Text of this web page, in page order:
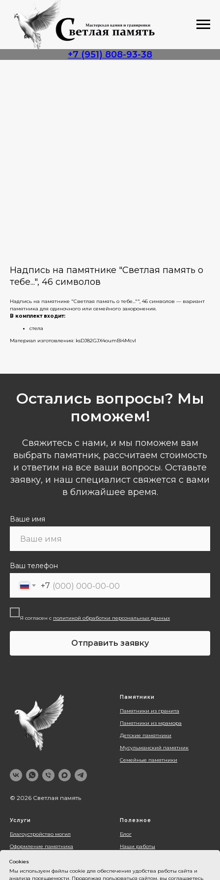
+7 (951) 808-93-38
Надпись на памятнике "Светлая память о
тебе...", 46 символов
Надпись на памятнике "Светлая память о тебе..."", 46 символов — вариант
памятника для одиночного или семейного захоронения.
В комплект входит:
стела
Материал изготовления: ksDJ82GJX4oumBi4McvI
Cookies
Мы используем файлы cookie для обеспечения удобства работы сайта и
анализа посещаемости. Продолжая пользоваться сайтом, вы соглашаетесь
Остались вопросы? Мы
поможем!
Свяжитесь с нами, и мы поможем вам
выбрать памятник, рассчитаем стоимость
и ответим на все ваши вопросы. Оставьте
заявку, и наш специалист свяжется с вами
в ближайшее время.
Ваше имя
Ваш телефон
+7
Я согласен с политикой обработки персональных данных
Отправить заявку
© 2026 Светлая память
Памятники
Памятники из гранита
Памятники из мрамора
Детские памятники
Мусульманский памятник
Семейные памятники
Услуги
Благоустройство могил
Оформление памятника
Полезное
Блог
Наши работы
Контакты